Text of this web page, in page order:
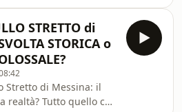
ora la tua
me
Isole mostrano tracce
antiche e
– alla fine – non
Un
nel DNA italiano
e celebra la nostra
STRETTO di
STORICA o
Stretto di Messina: il
realtà? Tutto quello che